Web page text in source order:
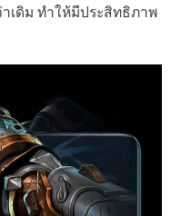
เดิม ทำให้มีประสิทธิภาพ